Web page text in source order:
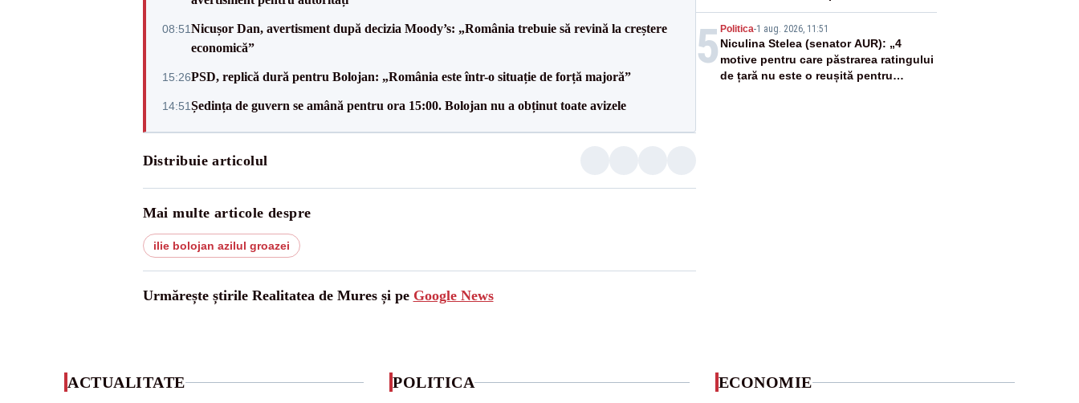
08:51Nicușor Dan, avertisment după decizia Moody’s: „România trebuie să revină la creștere
economică”
15:26PSD, replică dură pentru Bolojan: „România este într-o situație de forță majoră”
14:51Ședința de guvern se amână pentru ora 15:00. Bolojan nu a obținut toate avizele
Distribuie articolul
Mai multe articole despre
ilie bolojan azilul groazei
Urmărește știrile Realitatea de Mures și pe Google News
magistraților
5 Politica-1 aug. 2026, 11:51
Niculina Stelea (senator AUR): „4
motive pentru care păstrarea ratingului
de țară nu este o reușită pentru
ACTUALITATE POLITICA ECONOMIE